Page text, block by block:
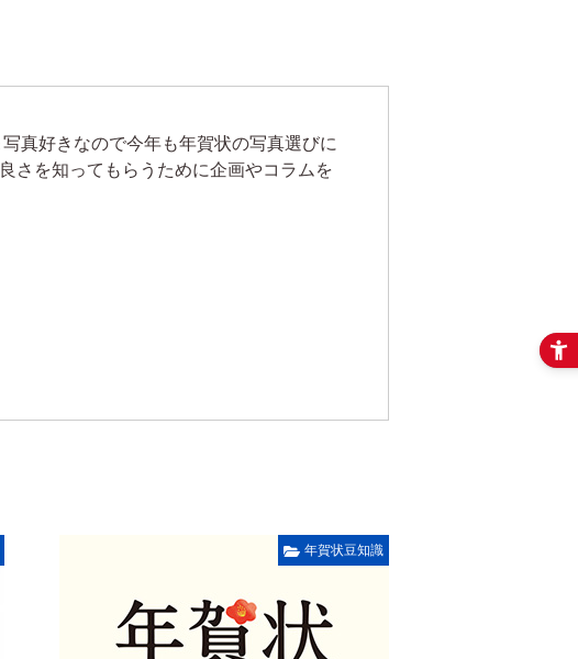
真好きなので今年も年賀状の写真選びに
さを知ってもらうために企画やコラムを
年賀状豆知識